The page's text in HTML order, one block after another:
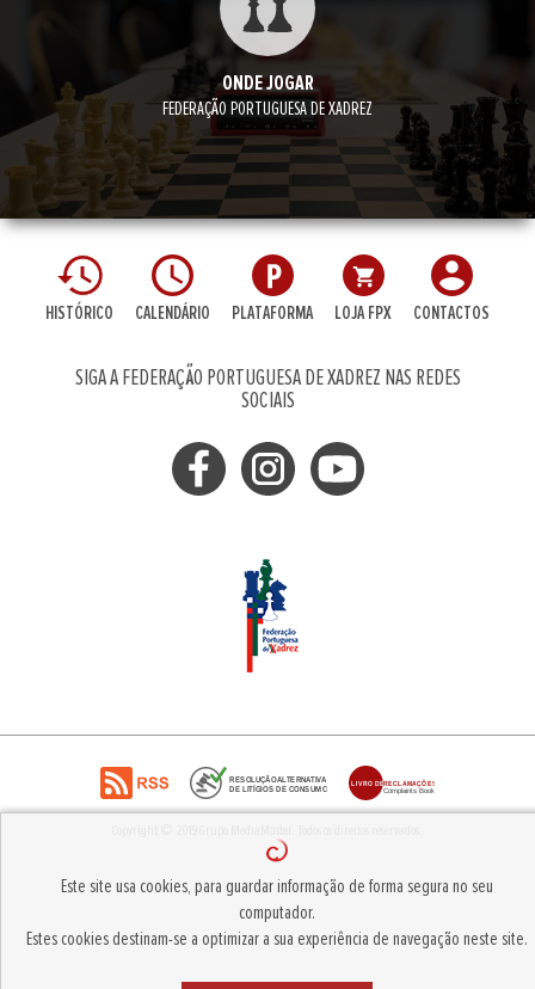
ONDE JOGAR
FEDERAÇÃO PORTUGUESA DE XADREZ
HISTÓRICO CALENDÁRIO PLATAFORMA LOJA FPX CONTACTOS
SIGA A FEDERAÇÃO PORTUGUESA DE XADREZ NAS REDES
SOCIAIS